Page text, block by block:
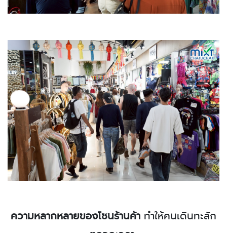
ความหลากหลายของโซนร้านค้า ทำให้คนเดินทะลัก